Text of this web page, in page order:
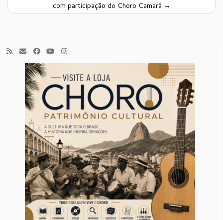
com participação do Choro Camará →